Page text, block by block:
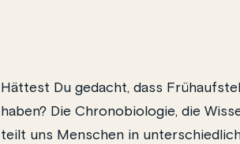
Hättest Du gedacht, dass
haben? Die Chronobiologie, die
teilt uns Menschen in